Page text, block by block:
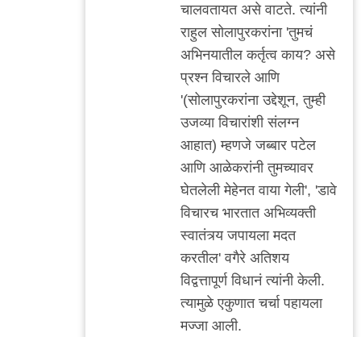
चालवतायत असे वाटते. त्यांनी
राहुल सोलापुरकरांना 'तुमचं
अभिनयातील कर्तृत्व काय? असे
प्रश्न विचारले आणि
'(सोलापुरकरांना उद्देशून, तुम्ही
उजव्या विचारांशी संलग्न
आहात) म्हणजे जब्बार पटेल
आणि आळेकरांनी तुमच्यावर
घेतलेली मेहेनत वाया गेली', 'डावे
विचारच भारतात अभिव्यक्ती
स्वातंत्र्य जपायला मदत
करतील' वगैरे अतिशय
विद्वत्तापूर्ण विधानं त्यांनी केली.
त्यामुळे एकुणात चर्चा पहायला
मज्जा आली.